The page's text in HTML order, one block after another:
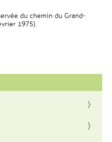
du chemin du Grand-
1975).